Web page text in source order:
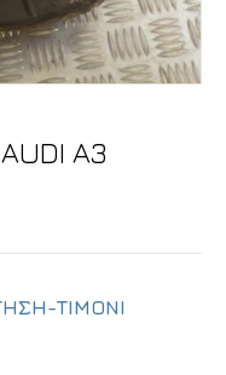
A3
ΤΙΜΟΝΙ